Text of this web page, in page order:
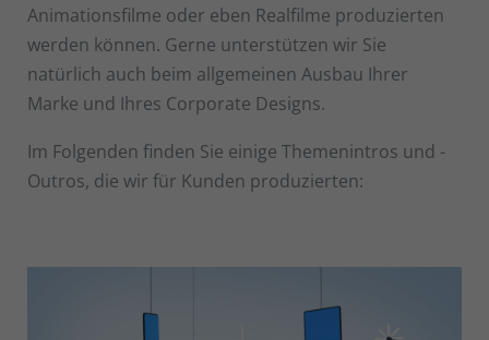
Animationsfilme oder eben Realfilme produzierten
werden können. Gerne unterstützen wir Sie
natürlich auch beim allgemeinen Ausbau Ihrer
Marke und Ihres Corporate Designs.
Im Folgenden finden Sie einige Themenintros und -
Outros, die wir für Kunden produzierten: